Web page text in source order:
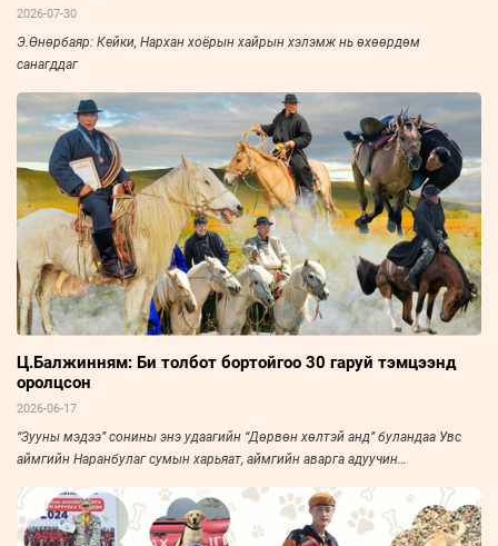
2026-07-30
Э.Өнөрбаяр: Кейки, Нархан хоёрын хайрын хэлэмж нь өхөөрдөм
санагддаг
Ц.Балжинням: Би толбот бортойгоо 30 гаруй тэмцээнд
оролцсон
2026-06-17
“Зууны мэдээ” сонины энэ удаагийн “Дөрвөн хөлтэй анд” буландаа Увс
аймгийн Наранбулаг сумын харьяат, аймгийн аварга адуучин
байна.